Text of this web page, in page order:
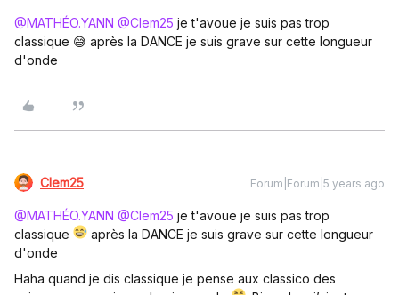
@MATHÉO.YANN @Clem25 je t'avoue je suis pas trop
classique 😅 après la DANCE je suis grave sur cette longueur
d'onde
Clem25 Forum|Forum|5 years ago
@MATHÉO.YANN @Clem25 je t'avoue je suis pas trop
classique
après la DANCE je suis grave sur cette longueur
d'onde
Haha quand je dis classique je pense aux classico des